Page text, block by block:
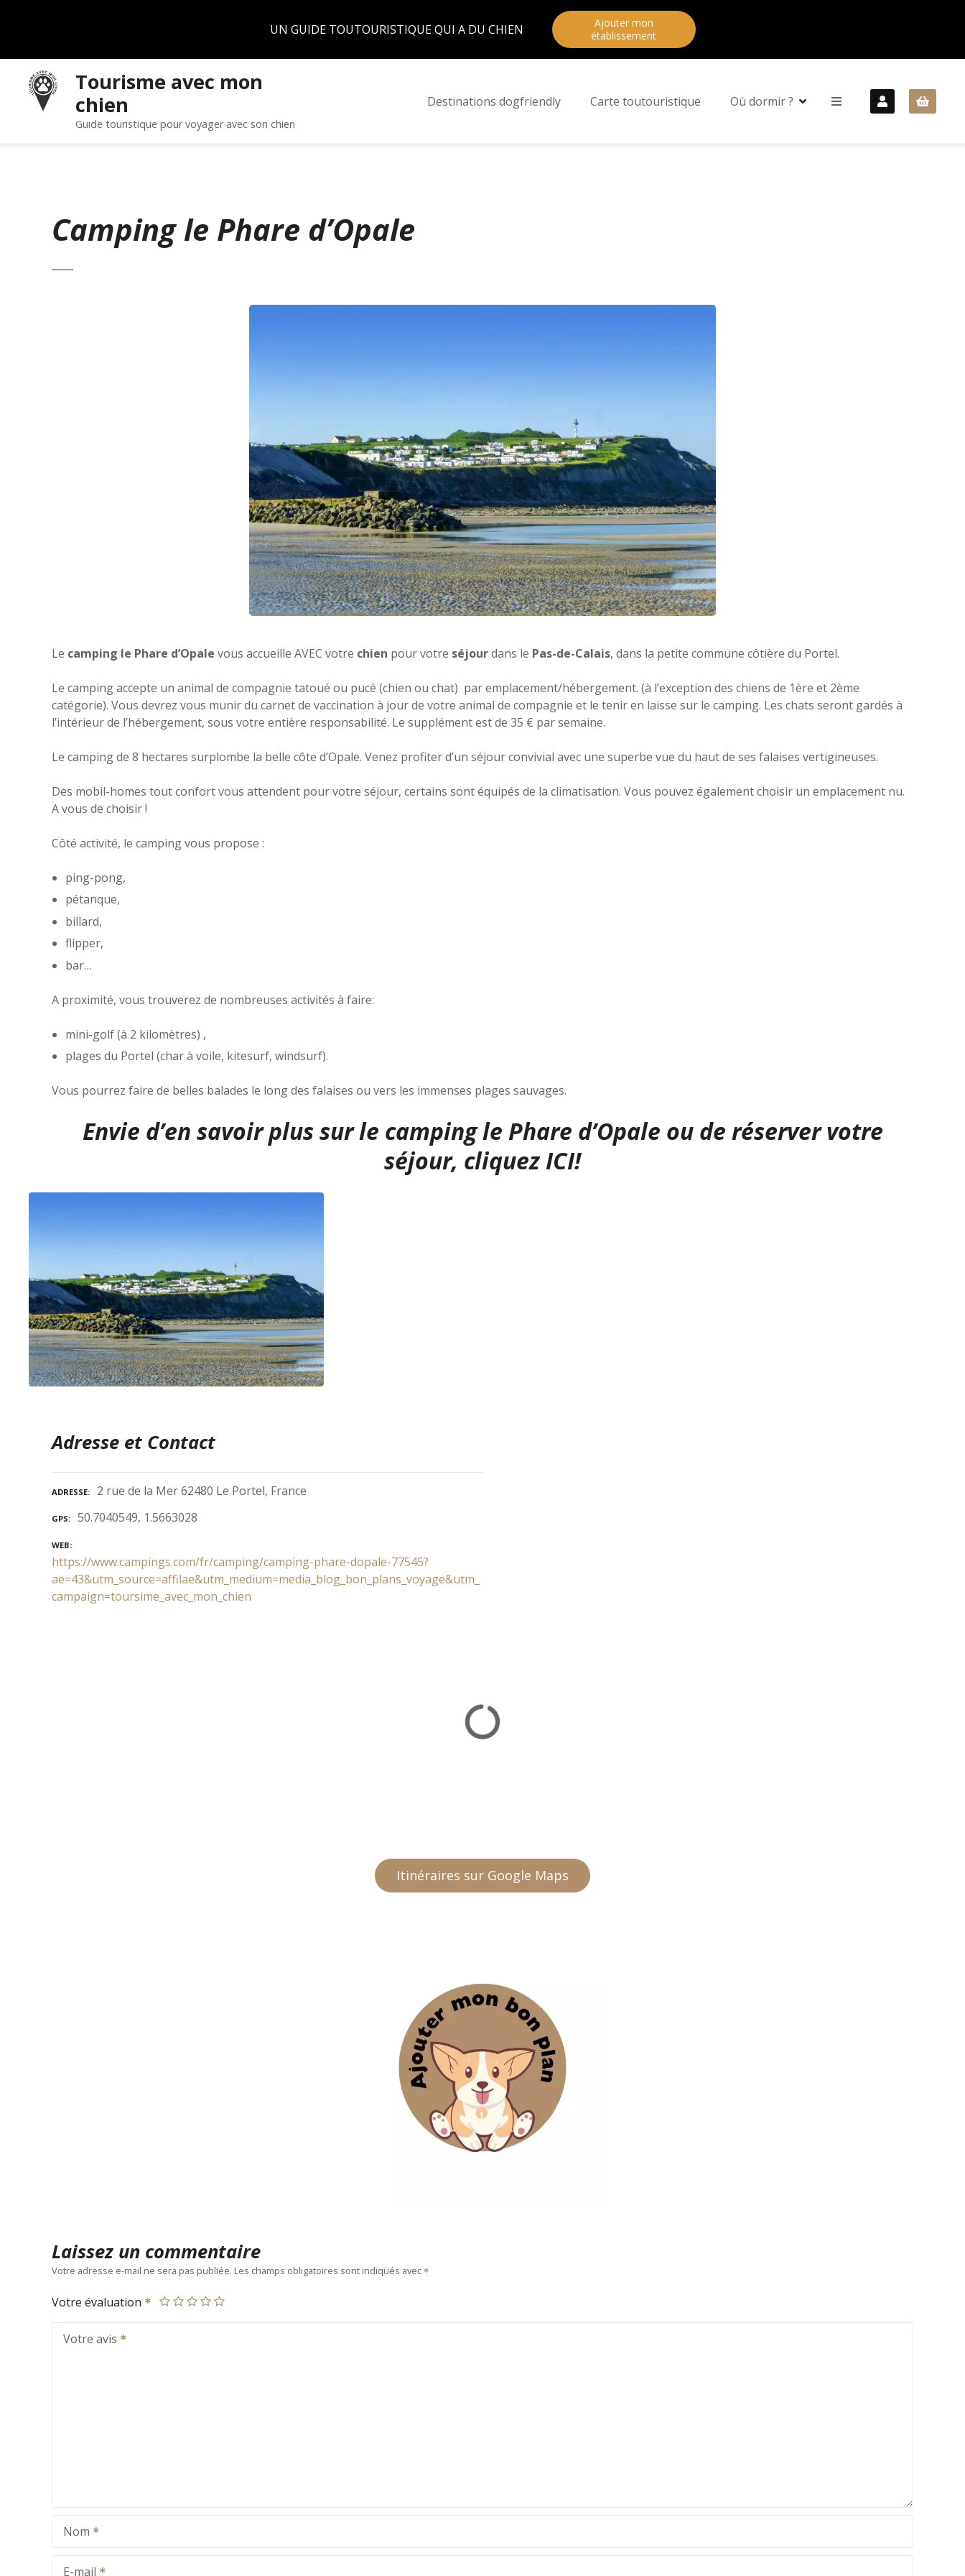
UN GUIDE TOUTOURISTIQUE QUI A DU CHIEN
Ajouter mon
établissement
Tourisme avec mon
chien
Guide touristique pour voyager avec son chien
Destinations dogfriendly Carte toutouristique Où dormir ?
Camping le Phare d’Opale
Le camping le Phare d’Opale vous accueille AVEC votre chien pour votre séjourdans le Pas-de-Calais, dans la petite commune côtière du Portel.
Le camping accepte un animal de compagnie tatoué ou pucé (chien ou chat) par emplacement/hébergement. (à l’exception des chiens de 1ère et 2ème
catégorie). Vous devrez vous munir du carnet de vaccination à jour de votre animal de compagnie et le tenir en laisse sur le camping. Les chats seront gardés à
l’intérieur de l’hébergement, sous votre entière responsabilité. Le supplément est de 35 € par semaine.
Le camping de 8 hectares surplombe la belle côte d’Opale. Venez profiter d’un séjour convivial avec une superbe vue du haut de ses falaises vertigineuses.
Des mobil-homes tout confort vous attendent pour votre séjour, certains sont équipés de la climatisation. Vous pouvez également choisir un emplacement nu.
A vous de choisir !
Côté activité, le camping vous propose :
ping-pong,
pétanque,
billard,
flipper,
bar…
A proximité, vous trouverez de nombreuses activités à faire:
mini-golf (à 2 kilomètres) ,
plages du Portel (char à voile, kitesurf, windsurf).
Vous pourrez faire de belles balades le long des falaises ou vers les immenses plages sauvages.
Envie d’en savoir plus sur le camping le Phare d’Opale ou de réserver votre
séjour, cliquez ICI!
Adresse et Contact
ADRESSE 2 rue de la Mer 62480 Le Portel, France
GPS 50.7040549, 1.5663028
WEB
https://www.campings.com/fr/camping/camping-phare-dopale-77545?
ae=43&utm_source=affilae&utm_medium=media_blog_bon_plans_voyage&utm_
campaign=toursime_avec_mon_chien
Itinéraires sur Google Maps
Laissez un commentaire
Votre adresse e-mail ne sera pas publiée. Les champs obligatoires sont indiqués avec
Votre évaluation
Votre avis
Nom
E-mail